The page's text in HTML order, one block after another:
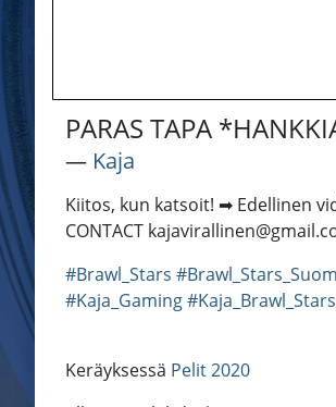
PARAS TAPA
― Kaja
Kiitos, kun katsoit! ➡ Edellinen
CONTACT
#Brawl_Stars
#Kaja_Gaming#Kaja_Brawl_Stars
Keräyksessä Pelit 2020